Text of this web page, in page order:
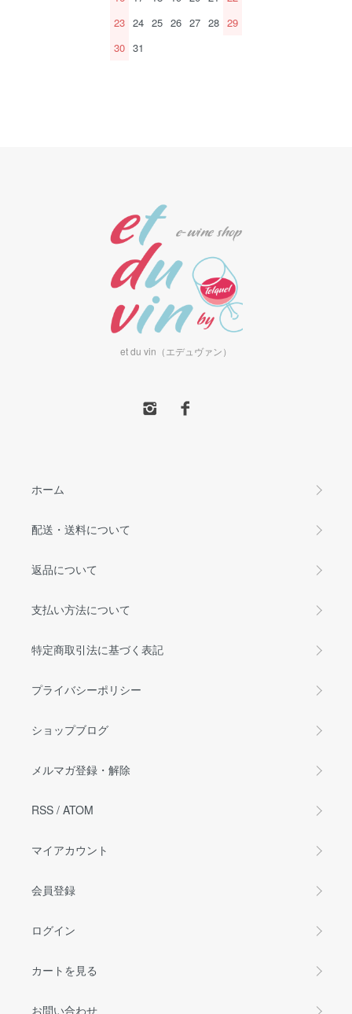
23 24 25 26 27 28 29
30 31
et du vin（エデュヴァン）
ホーム
配送・送料について
返品について
支払い方法について
特定商取引法に基づく表記
プライバシーポリシー
ショップブログ
メルマガ登録・解除
RSS / ATOM
マイアカウント
会員登録
ログイン
カートを見る
お問い合わせ